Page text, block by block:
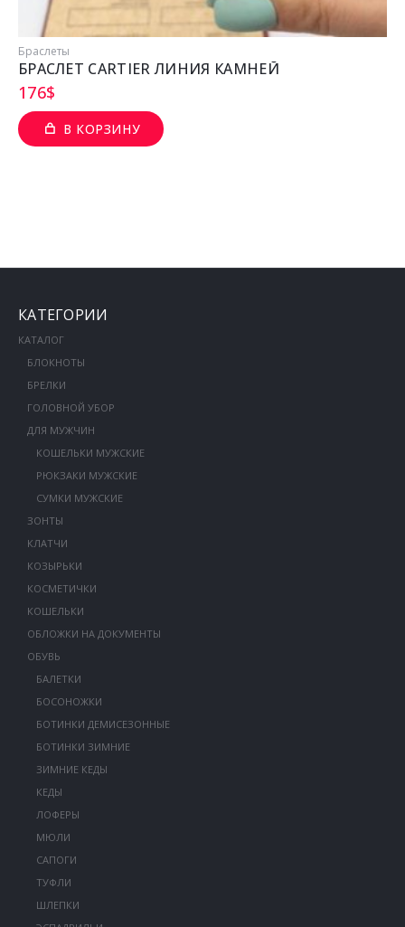
Браслеты
БРАСЛЕТ CARTIER ЛИНИЯ КАМНЕЙ
176$
В КОРЗИНУ
КАТЕГОРИИ
КАТАЛОГ
БЛОКНОТЫ
БРЕЛКИ
ГОЛОВНОЙ УБОР
ДЛЯ МУЖЧИН
КОШЕЛЬКИ МУЖСКИЕ
РЮКЗАКИ МУЖСКИЕ
СУМКИ МУЖСКИЕ
ЗОНТЫ
КЛАТЧИ
КОЗЫРЬКИ
КОСМЕТИЧКИ
КОШЕЛЬКИ
ОБЛОЖКИ НА ДОКУМЕНТЫ
ОБУВЬ
БАЛЕТКИ
БОСОНОЖКИ
БОТИНКИ ДЕМИСЕЗОННЫЕ
БОТИНКИ ЗИМНИЕ
ЗИМНИЕ КЕДЫ
КЕДЫ
ЛОФЕРЫ
МЮЛИ
САПОГИ
ТУФЛИ
ШЛЕПКИ